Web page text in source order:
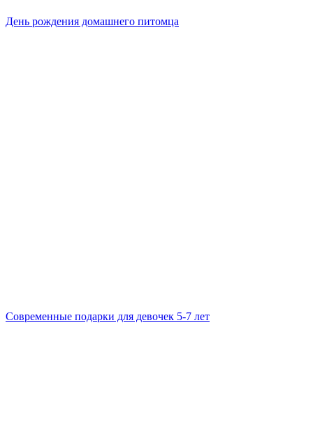
День рождения домашнего питомца
Современные подарки для девочек 5-7 лет